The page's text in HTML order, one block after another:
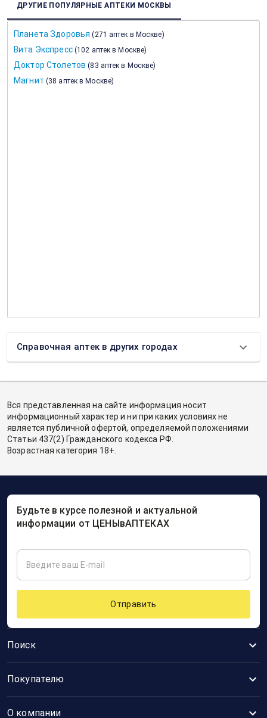
ДРУГИЕ ПОПУЛЯРНЫЕ АПТЕКИ МОСКВЫ
Планета Здоровья (271 аптек в Москве)
Вита Экспресс (102 аптек в Москве)
Доктор Столетов (83 аптек в Москве)
Магнит (38 аптек в Москве)
Справочная аптек в других городах
Вся представленная на сайте информация носит
информационный характер и ни при каких условиях не
является публичной офертой, определяемой положениями
Статьи 437(2) Гражданского кодекса РФ.
Возрастная категория 18+.
Поиск
Покупателю
О компании
Будьте в курсе полезной и актуальной
информации от ЦЕНЫвАПТЕКАХ
Отправить